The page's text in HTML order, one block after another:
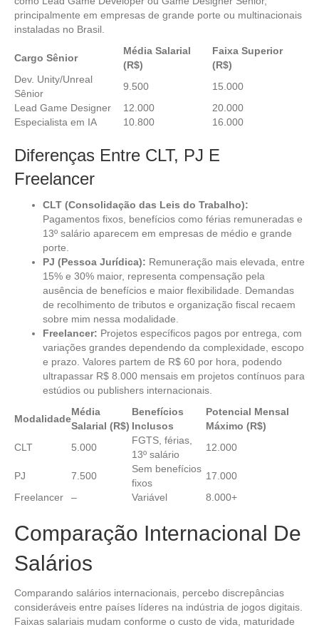
principalmente em empresas de grande porte ou multinacionais
instaladas no Brasil.
Cargo Sênior
Média Salarial
(R$)
Faixa Superior
(R$)
Dev. Unity/Unreal
Sênior
9.500
15.000
Lead Game Designer
12.000
20.000
Especialista em IA
10.800 16.000
Diferenças Entre CLT, PJ E
Freelancer
CLT (Consolidação das Leis do Trabalho):
Pagamentos fixos, benefícios como férias remuneradas e
13º salário aparecem em empresas de médio e grande
porte.
PJ (Pessoa Jurídica): Remuneração mais elevada, entre
15% e 30% maior, representa compensação pela
ausência de benefícios e maior flexibilidade. Demandas
de recolhimento de tributos e organização fiscal recaem
sobre mim nessa modalidade.
Freelancer: Projetos específicos pagos por entrega, com
variações grandes dependendo da complexidade, escopo
e prazo. Valores partem de R$ 60 por hora, podendo
ultrapassar R$ 8.000 mensais em projetos contínuos para
estúdios ou publishers internacionais.
Modalidade
Média
Salarial (R$)
Benefícios
Inclusos
Potencial Mensal
Máximo (R$)
CLT
5.000
FGTS, férias,
13º salário
12.000
PJ 7.500
Sem benefícios
fixos
17.000
Freelancer
– Variável 8.000+
Comparação Internacional De
Salários
Comparando salários internacionais, percebo discrepâncias
consideráveis entre países líderes na indústria de jogos digitais.
Faixas salariais mudam conforme o custo de vida, maturidade